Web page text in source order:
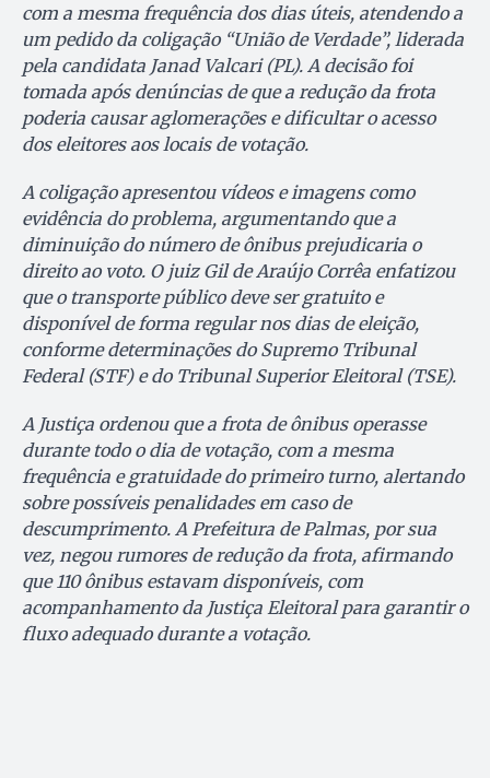
com a mesma frequência dos dias úteis, atendendo a
um pedido da coligação “União de Verdade”, liderada
pela candidata Janad Valcari (PL). A decisão foi
tomada após denúncias de que a redução da frota
poderia causar aglomerações e dificultar o acesso
dos eleitores aos locais de votação.
A coligação apresentou vídeos e imagens como
evidência do problema, argumentando que a
diminuição do número de ônibus prejudicaria o
direito ao voto. O juiz Gil de Araújo Corrêa enfatizou
que o transporte público deve ser gratuito e
disponível de forma regular nos dias de eleição,
conforme determinações do Supremo Tribunal
Federal (STF) e do Tribunal Superior Eleitoral (TSE).
A Justiça ordenou que a frota de ônibus operasse
durante todo o dia de votação, com a mesma
frequência e gratuidade do primeiro turno, alertando
sobre possíveis penalidades em caso de
descumprimento. A Prefeitura de Palmas, por sua
vez, negou rumores de redução da frota, afirmando
que 110 ônibus estavam disponíveis, com
acompanhamento da Justiça Eleitoral para garantir o
fluxo adequado durante a votação.